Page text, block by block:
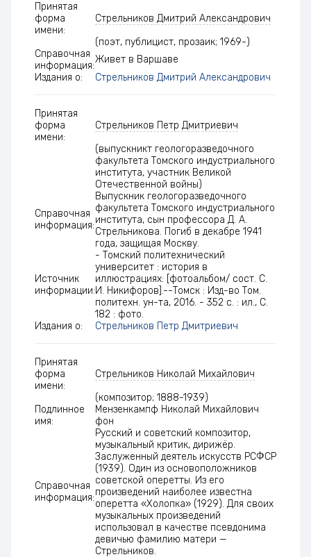
Принятая
форма
имени:
Стрельников Дмитрий Александрович
(поэт, публицист, прозаик; 1969-)
Справочная
информация:
Живет в Варшаве
Издания о:
Стрельников Дмитрий Александрович
Принятая
форма
имени:
Стрельников Петр Дмитриевич
(выпускникт геологоразведочного
факультета Томского индустриального
института, участник Великой
Отечественной войны)
Справочная
информация:
Выпускник геологоразведочного
факультета Томского индустриального
института, сын профессора Д. А.
Стрельникова. Погиб в декабре 1941
года, защищая Москву.
Источник
информации:
- Томский политехнический
университет : история в
иллюстрациях: [фотоальбом/ сост. С.
И. Никифоров].--Томск : Изд-во Том.
политехн. ун-та, 2016. - 352 с. : ил., С.
182 : фото.
Издания о:
Стрельников Петр Дмитриевич
Принятая
форма
имени:
Стрельников Николай Михайлович
(композитор; 1888-1939)
Подлинное
имя:
Мензенкампф Николай Михайлович
фон
Справочная
информация:
Русский и советский композитор,
музыкальный критик, дирижёр.
Заслуженный деятель искусств РСФСР
(1939). Один из основоположников
советской оперетты. Из его
произведений наиболее известна
оперетта «Холопка» (1929). Для своих
музыкальных произведений
использовал в качестве псевдонима
девичью фамилию матери —
Стрельников.